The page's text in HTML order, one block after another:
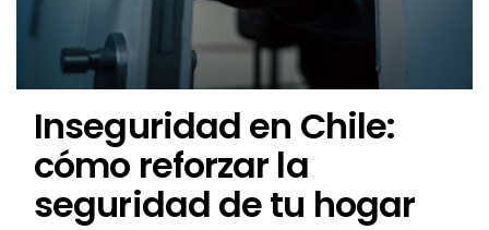
Inseguridad en Chile:
cómo reforzar la
seguridad de tu hogar